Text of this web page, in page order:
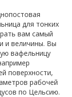
для тонких
вам самый
и величины. Вы
вафельницу
поверхности,
рабочей
по Цельсию.